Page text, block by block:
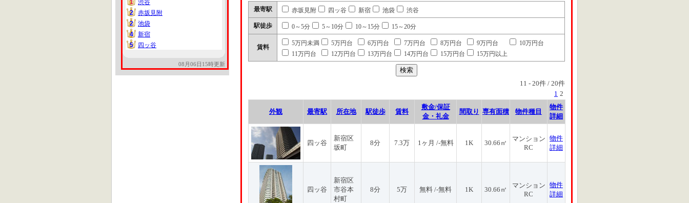
1
1
渋谷
2
2
赤坂見附
2
2
池袋
4
4
新宿
5
5 四ッ谷
08月06日15時更新
最寄駅 赤坂見附 四ッ谷 新宿 池袋 渋谷
駅徒歩 0～5分 5～10分 10～15分 15～20分
賃料
5万円未満 5万円台 6万円台 7万円台 8万円台 9万円台
10万円台
11万円台
12万円台 13万円台 14万円台 15万円台 15万円以上
11 - 20件 / 20件
1 2
外観 最寄駅 所在地 駅徒歩 賃料
敷金/保証
金・礼金
間取り 専有面積 物件種目
物件
詳細
四ッ谷
新宿区
坂町
8分 7.3万 1ヶ月 /-無料 1K 30.66㎡
マンション
RC
物件
詳細
四ッ谷
新宿区
市谷本
村町
8分 5万 無料 /-無料 1K 30.66㎡
マンション
RC
物件
詳細